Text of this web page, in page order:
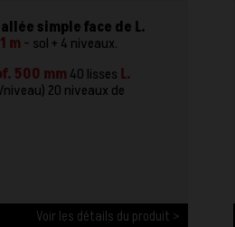
allée simple face de L.
m - sol + 4 niveaux.
500 mm 40 lisses L.
niveau) 20 niveaux de
Voir les détails du produit >